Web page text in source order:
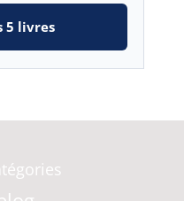
5 livres